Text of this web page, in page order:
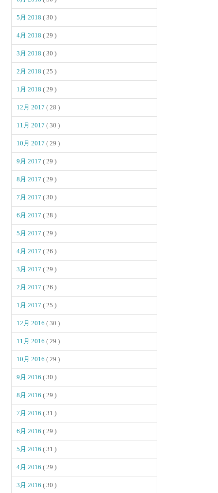
5月 2018( 30 )
4月 2018( 29 )
3月 2018( 30 )
2月 2018( 25 )
1月 2018( 29 )
12月 2017( 28 )
11月 2017( 30 )
10月 2017( 29 )
9月 2017( 29 )
8月 2017( 29 )
7月 2017( 30 )
6月 2017( 28 )
5月 2017( 29 )
4月 2017( 26 )
3月 2017( 29 )
2月 2017( 26 )
1月 2017( 25 )
12月 2016( 30 )
11月 2016( 29 )
10月 2016( 29 )
9月 2016( 30 )
8月 2016( 29 )
7月 2016( 31 )
6月 2016( 29 )
5月 2016( 31 )
4月 2016( 29 )
3月 2016( 30 )